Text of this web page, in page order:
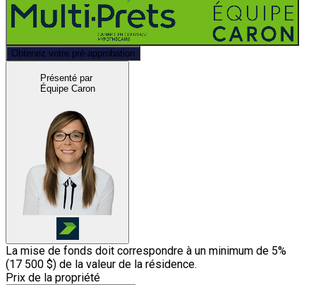
Obtenez votre pré-approbation
Présenté par
Équipe Caron
La mise de fonds doit correspondre à un minimum de 5%
(17 500 $) de la valeur de la résidence.
Prix de la propriété